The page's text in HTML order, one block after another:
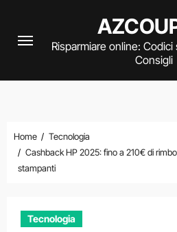
contenuto
Risparmiare online:
Consigli
Home
Tecnologia
Cashback HP 2025: fino a 210€ di
stampanti
Tecnologia